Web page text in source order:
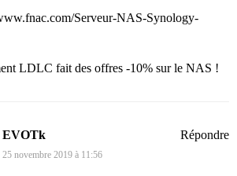
Serveur-NAS-Synology-
LDLC fait des offres -10% sur le NAS !
EVOTk
25 novembre 2019 à 11:56
Répondre